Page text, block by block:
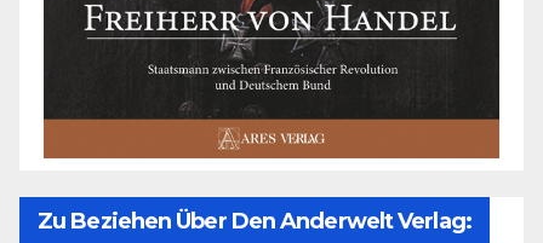
Zu Beziehen Über Den Anderwelt Verlag: